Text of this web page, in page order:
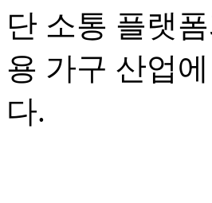
단 소통 플랫
용 가구 산업
다.